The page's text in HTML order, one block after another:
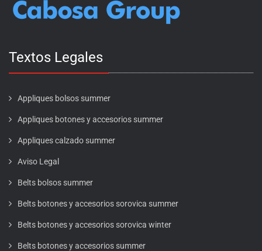
Textos Legales
Appliques bolsos summer
Appliques botones y accesorios summer
Appliques calzado summer
Aviso Legal
Belts bolsos summer
Belts botones y accesorios sorovica summer
Belts botones y accesorios sorovica winter
Belts botones y accesorios summer